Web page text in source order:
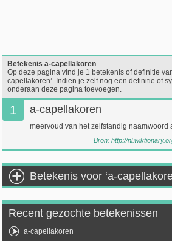
Betekenis a-capellakoren
Op deze pagina vind je 1 betekenis of definitie
capellakoren’. Indien je zelf nog een definitie of
onderaan deze pagina toevoegen.
1 a-capellakoren
meervoud van het zelfstandig naamwoord
Bron: http://
Betekenis voor ‘a-
Recent gezochte betekenissen
a-capellakoren